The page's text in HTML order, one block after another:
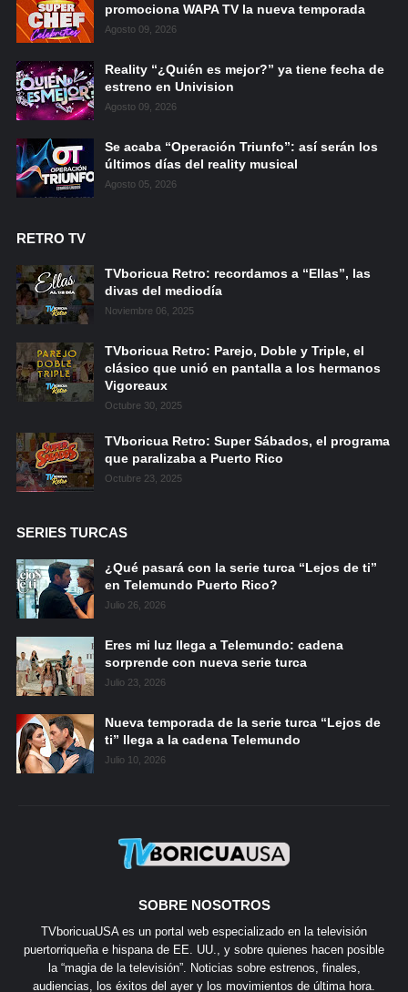
promociona WAPA TV la nueva temporada
Agosto 09, 2026
Reality “¿Quién es mejor?” ya tiene fecha de
estreno en Univision
Agosto 09, 2026
Se acaba “Operación Triunfo”: así serán los
últimos días del reality musical
Agosto 05, 2026
RETRO TV
TVboricua Retro: recordamos a “Ellas”, las
divas del mediodía
Noviembre 06, 2025
TVboricua Retro: Parejo, Doble y Triple, el
clásico que unió en pantalla a los hermanos
Vigoreaux
Octubre 30, 2025
TVboricua Retro: Super Sábados, el programa
que paralizaba a Puerto Rico
Octubre 23, 2025
SERIES TURCAS
¿Qué pasará con la serie turca “Lejos de ti”
en Telemundo Puerto Rico?
Julio 26, 2026
Eres mi luz llega a Telemundo: cadena
sorprende con nueva serie turca
Julio 23, 2026
Nueva temporada de la serie turca “Lejos de
ti” llega a la cadena Telemundo
Julio 10, 2026
SOBRE NOSOTROS
TVboricuaUSA es un portal web especializado en la televisión
puertorriqueña e hispana de EE. UU., y sobre quienes hacen posible
la “magia de la televisión”. Noticias sobre estrenos, finales,
audiencias, los éxitos del ayer y los movimientos de última hora.